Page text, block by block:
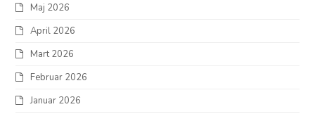
Maj 2026
April 2026
Mart 2026
Februar 2026
Januar 2026